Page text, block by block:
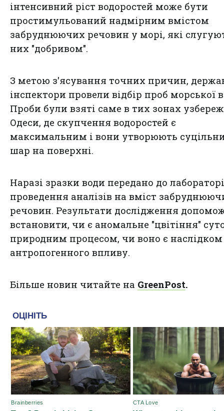
інтенсивний ріст водоростей може бути
простимульований надмірним вмістом
забруднюючих речовин у морі, які
них "добривом".
З метою з'ясування точних причин,
інспектори провели відбір проб морської
Проби були взяті саме в тих зонах
Одеси, де скупчення водоростей є
максимальним і вони утворюють
шар на поверхні.
Наразі зразки води передано до
проведення аналізів на вміст
речовин. Результати дослідження
встановити, чи є аномальне "цвітіння"
природним процесом, чи воно є наслідком
антропогенного впливу.
Більше новин читайте на GreenPost.